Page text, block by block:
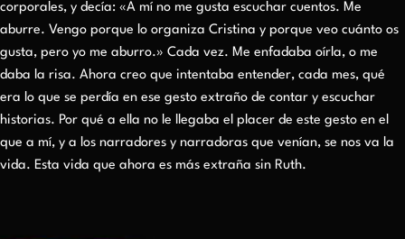
corporales, y decía: «A mí no me gusta escuchar cuentos. Me
aburre. Vengo porque lo organiza Cristina y porque veo cuánto os
gusta, pero yo me aburro.» Cada vez. Me enfadaba oírla, o me
daba la risa. Ahora creo que intentaba entender, cada mes, qué
era lo que se perdía en ese gesto extraño de contar y escuchar
historias. Por qué a ella no le llegaba el placer de este gesto en el
que a mí, y a los narradores y narradoras que venían, se nos va la
vida. Esta vida que ahora es más extraña sin Ruth.